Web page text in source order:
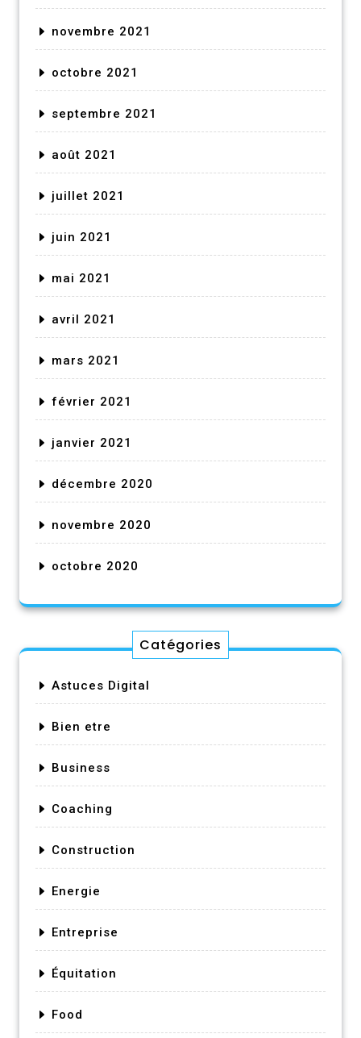
novembre 2021
octobre 2021
septembre 2021
août 2021
juillet 2021
juin 2021
mai 2021
avril 2021
mars 2021
février 2021
janvier 2021
décembre 2020
novembre 2020
octobre 2020
Catégories
Astuces Digital
Bien etre
Business
Coaching
Construction
Energie
Entreprise
Équitation
Food